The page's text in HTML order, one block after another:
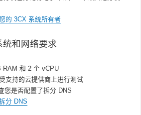
的 3CX 系统所有者
统和网络要求
RAM 和 2 个 vCPU
支持的云提供商上进行测试
您是否配置了拆分 DNS
分 DNS